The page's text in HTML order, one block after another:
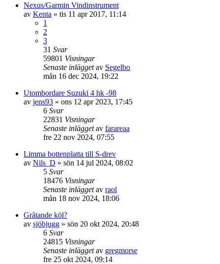
Nexus/Garmin Vindinstrument
av Kenta » tis 11 apr 2017, 11:14
1
2
3
31 Svar
59801 Visningar
Senaste inläggetav Segelbo
mån 16 dec 2024, 19:22
Utombordare Suzuki 4 hk -98
av jens93 » ons 12 apr 2023, 17:45
6 Svar
22831 Visningar
Senaste inläggetav farareaa
fre 22 nov 2024, 07:55
Limma bottenplatta till S-drev
av Nils_D » sön 14 jul 2024, 08:02
5 Svar
18476 Visningar
Senaste inläggetav raol
mån 18 nov 2024, 18:06
Gråtande köl?
av sjöbjugg » sön 20 okt 2024, 20:48
6 Svar
24815 Visningar
Senaste inläggetav gregmorse
fre 25 okt 2024, 09:14